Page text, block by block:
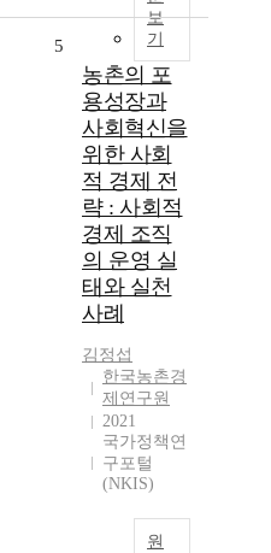
보
기
5
농촌의 포
용성장과
사회혁신을
위한 사회
적 경제 전
략 : 사회적
경제 조직
의 운영 실
태와 실천
사례
김정섭
한국농촌경
제연구원
2021
국가정책연
구포털
(NKIS)
원